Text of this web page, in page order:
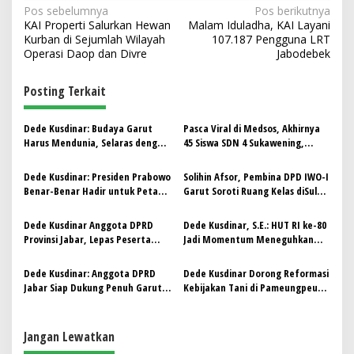
N
a
v
i
g
a
s
i
p
o
s
Pos sebelumnya
KAI Properti Salurkan Hewan
Kurban di Sejumlah Wilayah
Operasi Daop dan Divre
Pos berikutnya
Malam Iduladha, KAI Layani
107.187 Pengguna LRT
Jabodebek
Posting Terkait
Dede Kusdinar: Budaya Garut
Harus Mendunia, Selaras dengan
Pasca Viral di Medsos, Akhirnya
45 Siswa SDN 4 Sukawening,
Dede Kusdinar: Presiden Prabowo
Benar-Benar Hadir untuk Petani
Solihin Afsor, Pembina DPD IWO-I
Garut Soroti Ruang Kelas diSulap
Dede Kusdinar Anggota DPRD
Provinsi Jabar, Lepas Peserta
Wanaraja
Dede Kusdinar, S.E.: HUT RI ke-80
Jadi Momentum Meneguhkan
Subianto untuk Indonesia Maju
Dede Kusdinar: Anggota DPRD
Jabar Siap Dukung Penuh Garut
Dede Kusdinar Dorong Reformasi
Kebijakan Tani di Pameungpeuk:
Jangan Lewatkan